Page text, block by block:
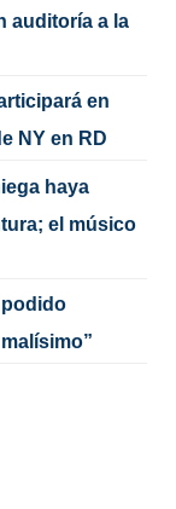
auditoría a la
en
NY en RD
haya
el músico
podido